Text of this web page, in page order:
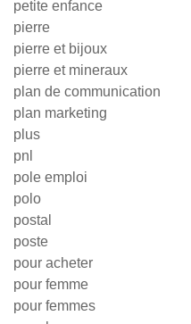
petite enfance
pierre
pierre et bijoux
pierre et mineraux
plan de communication
plan marketing
plus
pnl
pole emploi
polo
postal
poste
pour acheter
pour femme
pour femmes